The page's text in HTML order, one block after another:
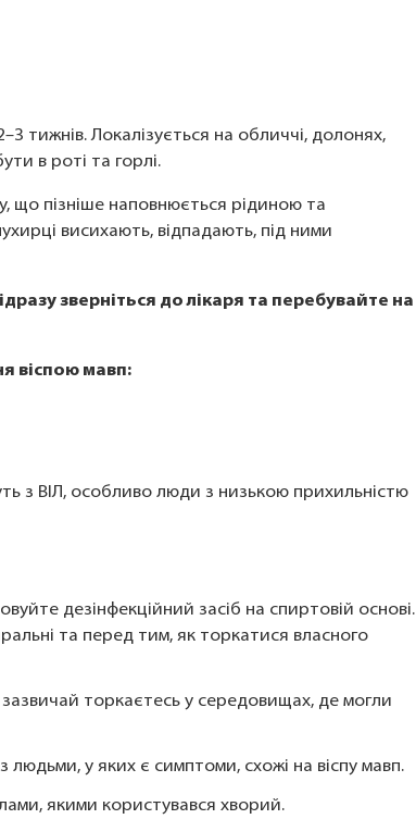
тижнів. Локалізується на обличчі, долонях,
в роті та горлі.
що пізніше наповнюється рідиною та
висихають, відпадають, під ними
зверніться до лікаря та перебувайте на
віспою мавп:
з ВІЛ, особливо люди з низькою прихильністю
дезінфекційний засіб на спиртовій основі.
та перед тим, як торкатися власного
торкаєтесь у середовищах, де могли
людьми, у яких є симптоми, схожі на віспу мавп.
якими користувався хворий.